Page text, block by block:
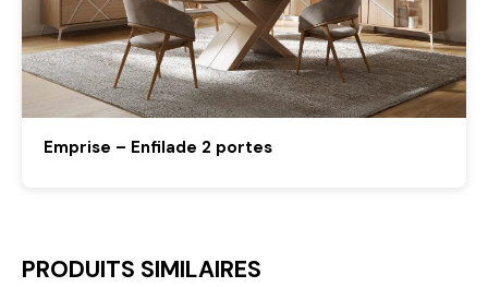
Emprise – Enfilade 2 portes
PRODUITS SIMILAIRES